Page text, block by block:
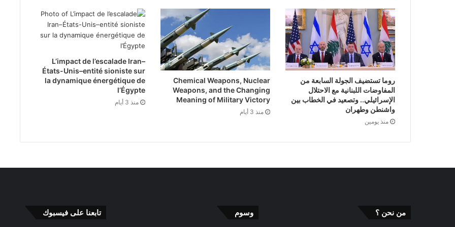
روما تستضيف الجولة السابعة من
المفاوضات اللبنانية مع الاحتلال
الإسرائيلي.. وتصعيد في الخطاب بين
واشنطن وطهران
منذ يومين
Chemical Weapons, Nuclear
Weapons, and the Changing
Meaning of Military Victory
منذ 3 أيام
L’impact de l’escalade Iran–
États-Unis–entité sioniste sur
la dynamique énergétique de
l’Égypte
منذ 3 أيام
من نحن ؟ وسوم تابعنا على فيسبوك